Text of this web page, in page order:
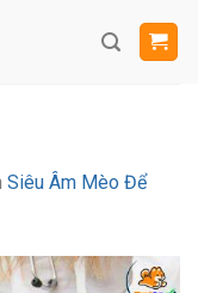
Siêu Âm Mèo Để